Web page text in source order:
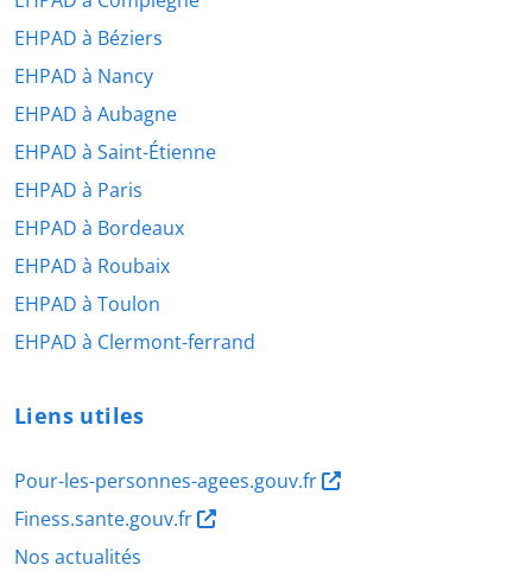
EHPAD à Béziers
EHPAD à Nancy
EHPAD à Aubagne
EHPAD à Saint-Étienne
EHPAD à Paris
EHPAD à Bordeaux
EHPAD à Roubaix
EHPAD à Toulon
EHPAD à Clermont-ferrand
Liens utiles
Pour-les-personnes-agees.gouv.fr
Finess.sante.gouv.fr
Nos actualités